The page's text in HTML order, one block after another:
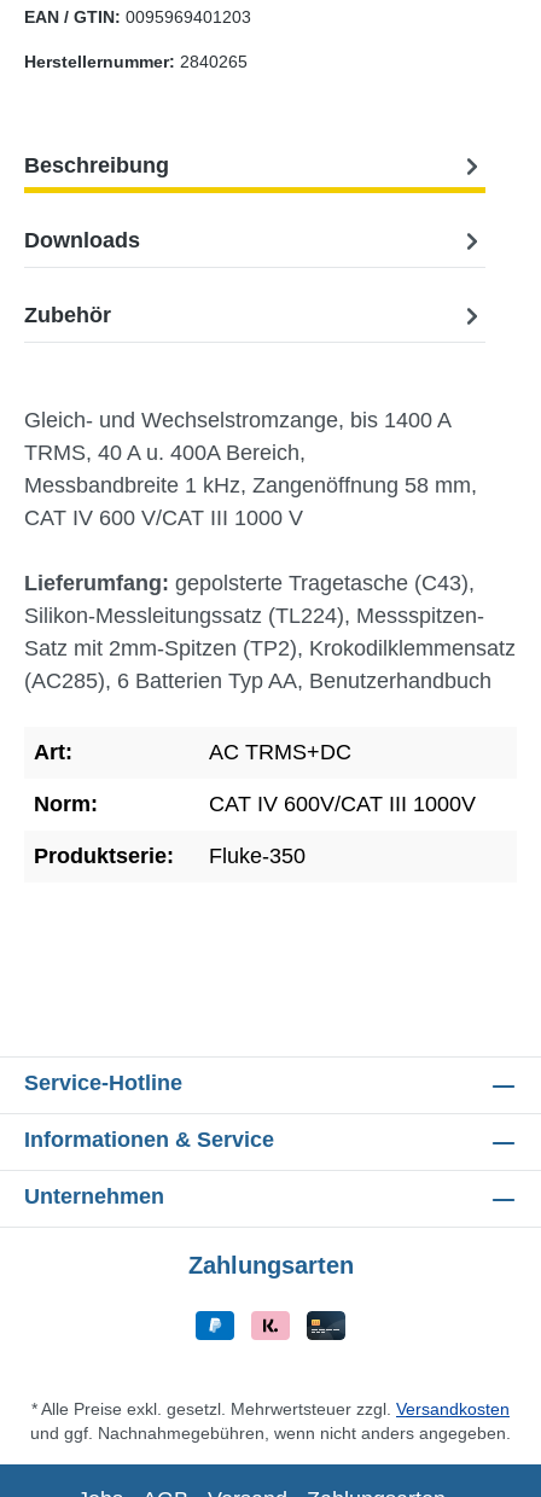
EAN / GTIN: 0095969401203
Herstellernummer: 2840265
Beschreibung
Downloads
Zubehör
Gleich- und Wechselstromzange, bis 1400 A
TRMS, 40 A u. 400A Bereich,
Messbandbreite 1 kHz, Zangenöffnung 58 mm,
CAT IV 600 V/CAT III 1000 V
Lieferumfang: gepolsterte Tragetasche (C43),
Silikon-Messleitungssatz (TL224), Messspitzen-
Satz mit 2mm-Spitzen (TP2), Krokodilklemmensatz
(AC285), 6 Batterien Typ AA, Benutzerhandbuch
Art: AC TRMS+DC
Norm: CAT IV 600V/CAT III 1000V
Produktserie: Fluke-350
Service-Hotline
Informationen & Service
Unternehmen
Zahlungsarten
* Alle Preise exkl. gesetzl. Mehrwertsteuer zzgl. Versandkosten
und ggf. Nachnahmegebühren, wenn nicht anders angegeben.